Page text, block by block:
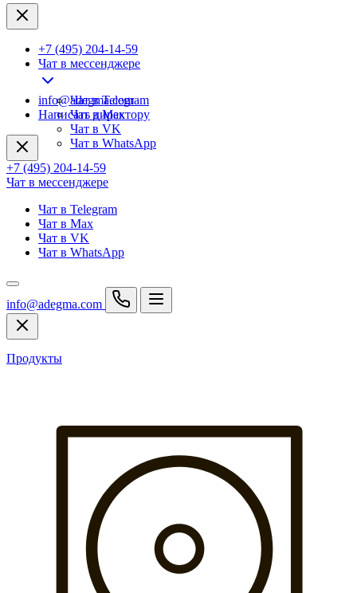
+7 (495) 204-14-59
Чат в мессенджере
Чат в Telegram
Чат в Max
Чат в VK
Чат в WhatsApp
info@adegma.com
Написать директору
+7 (495) 204-14-59
Чат в мессенджере
Чат в Telegram
Чат в Max
Чат в VK
Чат в WhatsApp
info@adegma.com
Продукты